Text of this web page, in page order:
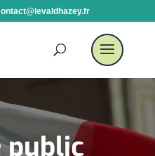
public